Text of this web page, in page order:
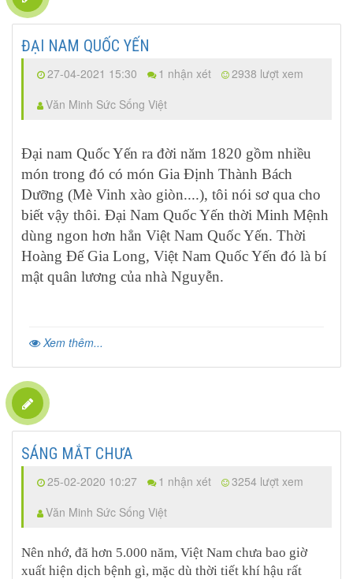
ĐẠI NAM QUỐC YẾN
27-04-2021 15:30 1 nhận xét
2938 lượt xem
Văn Minh Sức Sống Việt
Đại nam Quốc Yến ra đời năm 1820 gồm nhiều
món trong đó có món Gia Định Thành Bách
Dưỡng (Mè Vinh xào giòn....), tôi nói sơ qua cho
biết vậy thôi. Đại Nam Quốc Yến thời Minh Mệnh
dùng ngon hơn hẳn Việt Nam Quốc Yến. Thời
Hoàng Đế Gia Long, Việt Nam Quốc Yến đó là bí
mật quân lương của nhà Nguyễn.
Xem thêm...
SÁNG MẮT CHƯA
25-02-2020 10:27 1 nhận xét
3254 lượt xem
Văn Minh Sức Sống Việt
Nên nhớ, đã hơn 5.000 năm, Việt Nam chưa bao giờ
xuất hiện dịch bệnh gì, mặc dù thời tiết khí hậu rất